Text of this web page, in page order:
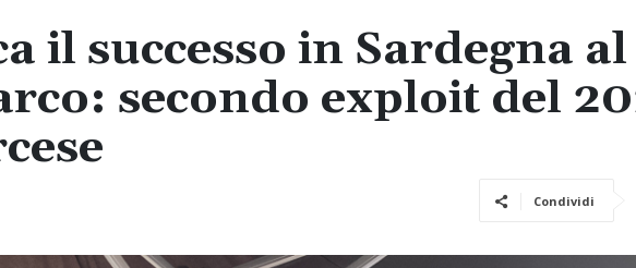
il successo in Sardegna al
secondo exploit del
Condividi